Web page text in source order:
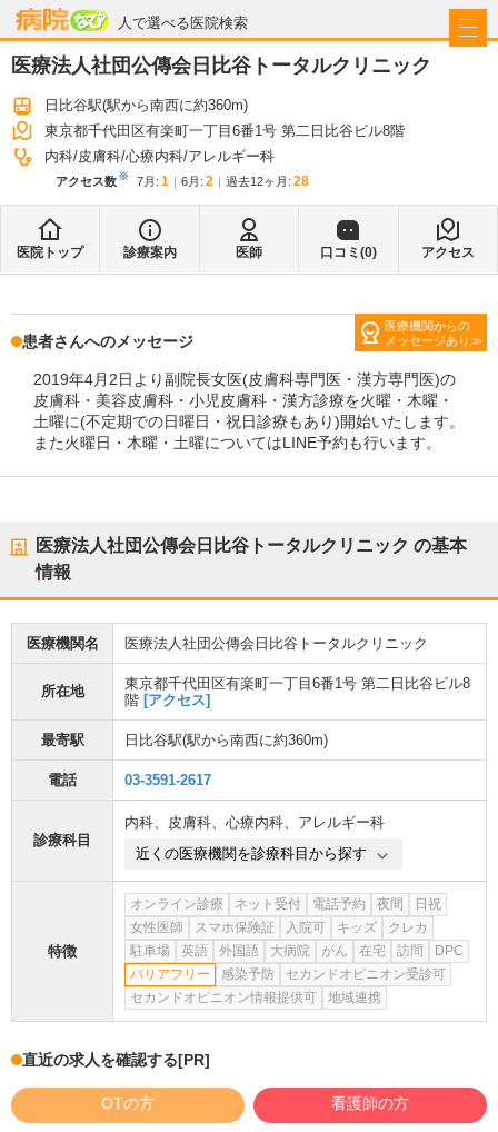
人で選べる医院検索
病院なび
医療法人社団公傳会日比谷トータルクリニック
日比谷駅(駅から南西に約360m)
東京都千代田区有楽町一丁目6番1号 第二日比谷ビル8階
内科 皮膚科 心療内科 アレルギー科
アクセス数※ 7月 : 1 6月 : 2 過去12ヶ月: 28
医院トップ 診療案内 医師 口コミ(0) アクセス
医療機関からの
メッセージあり
患者さんへのメッセージ
2019年4月2日より副院長女医(皮膚科専門医・漢方専門医)の
皮膚科・美容皮膚科・小児皮膚科・漢方診療を火曜・木曜・
土曜に(不定期での日曜日・祝日診療もあり)開始いたします。
また火曜日・木曜・土曜についてはLINE予約も行います。
医療法人社団公傳会日比谷トータルクリニック の基本
情報
医療機関名 医療法人社団公傳会日比谷トータルクリニック
所在地
東京都千代田区有楽町一丁目6番1号 第二日比谷ビル8
階 [アクセス]
最寄駅 日比谷駅(駅から南西に約360m)
電話 03-3591-2617
診療科目
内科、 皮膚科、 心療内科、 アレルギー科
近くの医療機関を診療科目から探す
特徴
オンライン診療 ネット受付 電話予約 夜間
日祝
女性医師
スマホ保険証 入院可 キッズ
クレカ
駐車場
英語 外国語 大病院 がん 在宅 訪問
DPC
バリアフリー
感染予防
セカンドオピニオン受診可
セカンドオピニオン情報提供可
地域連携
直近の求人を確認する[PR]
OTの方 看護師の方